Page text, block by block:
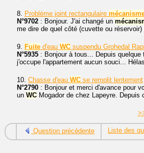
8. Problème joint rectangulaire
N°9702 : Bonjour. J'ai changé un
me dire de quel côté (cuvette ou
9. Fuite d'eau WC suspendu Grohedal
N°5935 : Bonjour à tous... Depuis
j'occupe l'appartement aucun souci...
10. Chasse d'eau WC se remplit lentement
N°2790 : Bonjour et merci d'avance pour
un WC Mogador de chez Lapeyre.
Question précédente Liste des